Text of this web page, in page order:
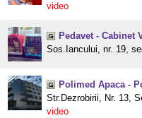
video
Pedavet - Cabinet
Sos.Iancului, nr. 19,
Polimed Apaca -
Str.Dezrobirii, Nr. 13,
video